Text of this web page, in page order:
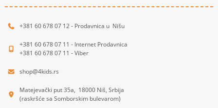
+381 60 678 07 12 - Prodavnica u Nišu
+381 60 678 07 11 - Internet Prodavnica
+381 60 678 07 11 - Viber
shop@4kids.rs
Matejevački put 35a, 18000 Niš, Srbija
(raskršće sa Somborskim bulevarom)